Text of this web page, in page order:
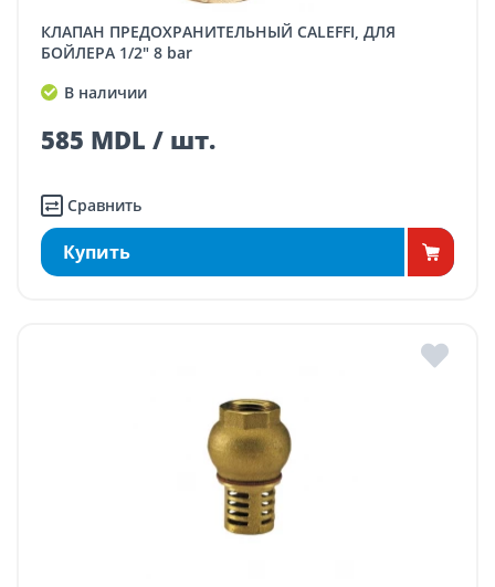
КЛАПАН ПРЕДОХРАНИТЕЛЬНЫЙ CALEFFI, ДЛЯ
БОЙЛЕРА 1/2" 8 bar
В наличии
585 MDL / шт.
Сравнить
Купить